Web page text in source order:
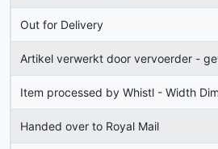
Out for Delivery
Artikel verwerkt door vervoerder -
Item processed by Whistl - Width
Handed over to Royal Mail